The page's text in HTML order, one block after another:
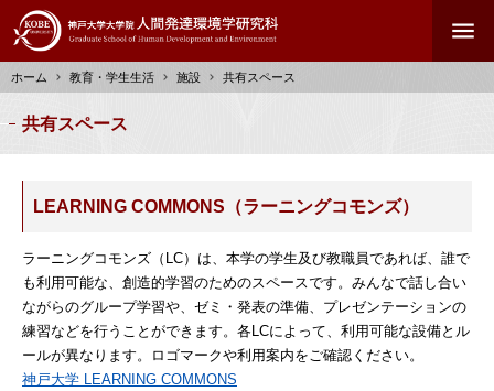
ン
コ
ン
menu
パ
ン
ホーム 教育・学生生活 施設 共有スペース
共有スペース
LEARNING COMMONS（ラーニングコモンズ）
ラーニングコモンズ（LC）は、本学の学生及び教職員であれば、誰で
も利用可能な、創造的学習のためのスペースです。みんなで話し合い
ながらのグループ学習や、ゼミ・発表の準備、プレゼンテーションの
練習などを行うことができます。各LCによって、利用可能な設備とル
ールが異なります。ロゴマークや利用案内をご確認ください。
神戸大学 LEARNING COMMONS